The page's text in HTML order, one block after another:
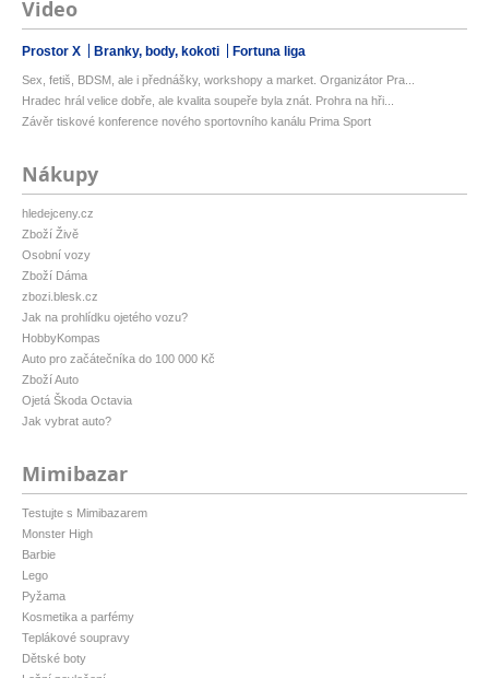
Video
Prostor X Branky, body, kokoti Fortuna liga
Sex, fetiš, BDSM, ale i přednášky, workshopy a market. Organizátor Pra...
Hradec hrál velice dobře, ale kvalita soupeře byla znát. Prohra na hři...
Závěr tiskové konference nového sportovního kanálu Prima Sport
Nákupy
hledejceny.cz
Zboží Živě
Osobní vozy
Zboží Dáma
zbozi.blesk.cz
Jak na prohlídku ojetého vozu?
HobbyKompas
Auto pro začátečníka do 100 000 Kč
Zboží Auto
Ojetá Škoda Octavia
Jak vybrat auto?
Mimibazar
Testujte s Mimibazarem
Monster High
Barbie
Lego
Pyžama
Kosmetika a parfémy
Teplákové soupravy
Dětské boty